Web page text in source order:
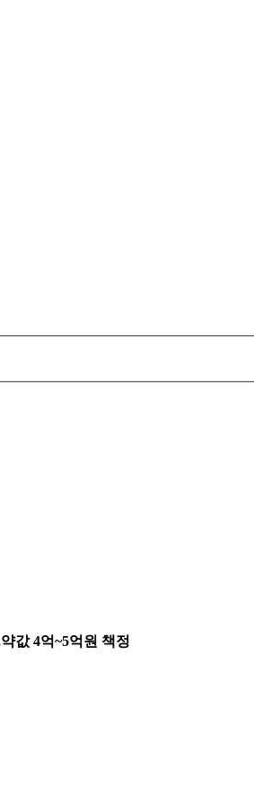
값 4억~5억원 책정